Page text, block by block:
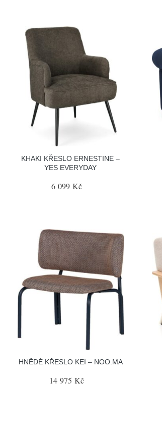
KHAKI KŘESLO ERNESTINE –
YES EVERYDAY
6 099 Kč
HNĚDÉ KŘESLO KEI – NOO.MA
14 975 Kč